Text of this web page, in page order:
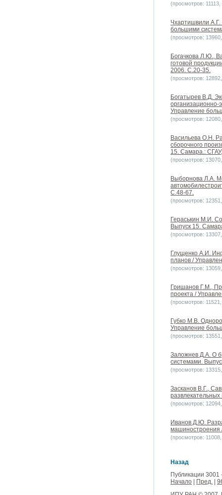
(просмотров:
Чхартишвили
большими
(просмотров:
Богачкова Л.Ю.,
готовой
2006. С.20-35.
(просмотров:
Богатырев В.Д.
организационно-
Управление
(просмотров:
Васильева О.Н.
сборочного
15. Самара.:
(просмотров:
Выборнова Л.А.
С.48-67.
(просмотров:
Гераськин М.И.
Выпуск 15.
(просмотров:
Глущенко А.И.
планов /
(просмотров:
Гришанов Г.М.,
проекта /
(просмотров:
Губко М.В.
Управление
(просмотров:
Заложнев Д.А. О
системами.
(просмотров:
Засканов В.Г.,
(просмотров:
Иванов Д.Ю.
машиностроения
(просмотров:
Назад
Публикации 3001
Начало
Пред.